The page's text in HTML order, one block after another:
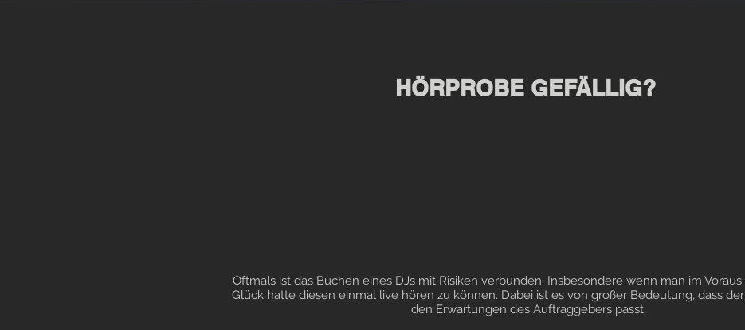
HÖRPROBE GEFÄLLIG?
Oftmals ist das Buchen eines DJs mit Risiken verbunden. Insbesondere wenn man im
Glück hatte diesen einmal live hören zu können. Dabei ist es von großer Bedeutung, dass der
den Erwartungen des Auftraggebers passt.